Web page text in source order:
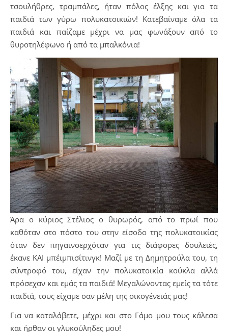
τσουλήθρες, τραμπάλες, ήταν πόλος έλξης και για τα
παιδιά των γύρω πολυκατοικιών! Κατεβαίναμε όλα τα
παιδιά και παίζαμε μέχρι να μας φωνάξουν από το
θυροτηλέφωνο ή από τα μπαλκόνια!
Άρα ο κύριος Στέλιος ο θυρωρός, από το πρωί που
καθόταν στο πόστο του στην είσοδο της πολυκατοικίας
όταν δεν πηγαινοερχόταν για τις διάφορες δουλειές,
έκανε ΚΑΙ μπέιμπισίτινγκ! Μαζί με τη Δημητρούλα του, τη
σύντροφό του, είχαν την πολυκατοικία κούκλα αλλά
πρόσεχαν και εμάς τα παιδιά! Μεγαλώνοντας εμείς τα τότε
παιδιά, τους είχαμε σαν μέλη της οικογένειάς μας!
Για να καταλάβετε, μέχρι και στο Γάμο μου τους κάλεσα
και ήρθαν οι γλυκούληδες μου!